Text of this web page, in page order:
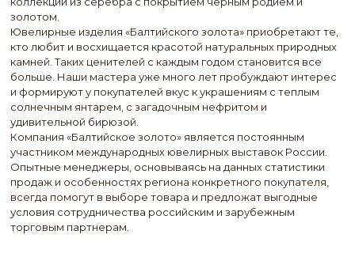
золотом.
Ювелирные изделия «Балтийского золота» приобретают те,
кто любит и восхищается красотой натуральных природных
камней. Таких ценителей с каждым годом становится все
больше. Наши мастера уже много лет пробуждают интерес
и формируют у покупателей вкус к украшениям с теплым
солнечным янтарем, с загадочным нефритом и
удивительной бирюзой.
Компания «Балтийское золото» является постоянным
участником международных ювелирных выставок России.
Опытные менеджеры, основываясь на данных статистики
продаж и особенностях региона конкретного покупателя,
всегда помогут в выборе товара и предложат выгодные
условия сотрудничества российским и зарубежным
торговым партнерам.